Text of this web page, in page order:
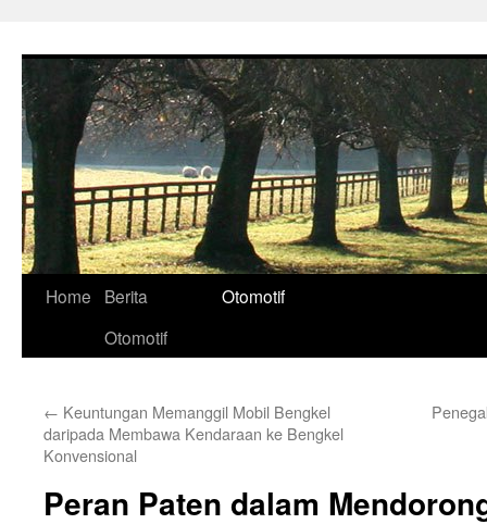
Home
Berita
Otomotif
Otomotif
← Keuntungan Memanggil Mobil Bengkel
daripada Membawa Kendaraan ke Bengkel
Konvensional
Peran Paten dalam